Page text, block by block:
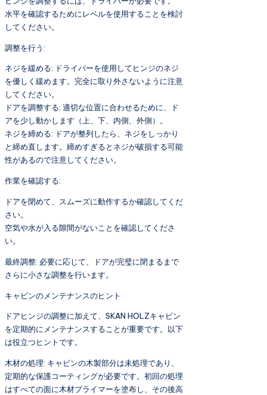
水平を確認するためにレベルを使用することを検討
してください。
調整を行う:
ネジを緩める: ドライバーを使用してヒンジのネジ
を優しく緩めます。完全に取り外さないように注意
してください。
ドアを調整する: 適切な位置に合わせるために、ド
アを少し動かします（上、下、内側、外側）。
ネジを締める: ドアが整列したら、ネジをしっかり
と締め直します。締めすぎるとネジが破損する可能
性があるので注意してください。
作業を確認する:
ドアを閉めて、スムーズに動作するか確認してくだ
さい。
空気や水が入る隙間がないことを確認してくださ
い。
最終調整: 必要に応じて、ドアが完璧に閉まるまで
さらに小さな調整を行います。
キャビンのメンテナンスのヒント
ドアヒンジの調整に加えて、SKAN HOLZキャビン
を定期的にメンテナンスすることが重要です。以下
は役立つヒントです。
木材の処理: キャビンの木製部分は未処理であり、
定期的な保護コーティングが必要です。初回の処理
はすべての面に木材プライマーを塗布し、その後高